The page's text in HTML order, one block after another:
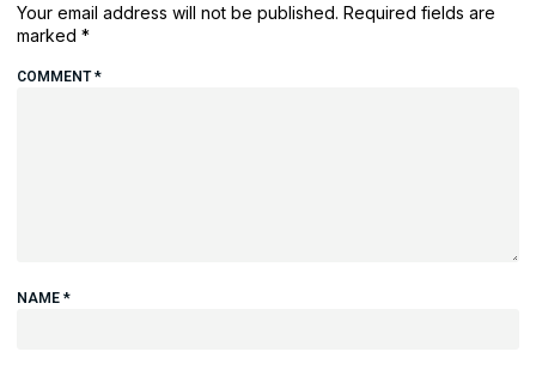
Your email address will not be published. Required fields are
marked *
COMMENT*
NAME *